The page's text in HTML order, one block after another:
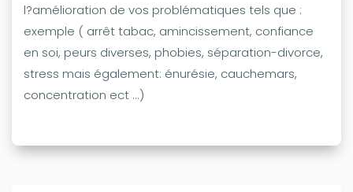
l?amélioration de vos problématiques tels que :
exemple ( arrêt tabac, amincissement, confiance
en soi, peurs diverses, phobies, séparation-divorce,
stress mais également: énurésie, cauchemars,
concentration ect ...)